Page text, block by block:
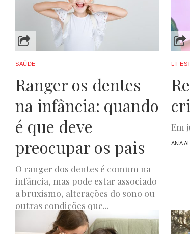
SAÚDE
Ranger os dentes
na infância: quando
é que deve
preocupar os pais
O ranger dos dentes é comum na
infância, mas pode estar associado
a bruxismo, alterações do sono ou
outras condições que...
JOANA DE OLIVEIRA JUNHO 1, 2026
Em
ANA